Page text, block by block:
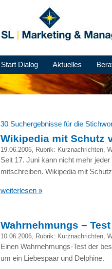
Start Dialog Aktuelles
30 Suchergebnisse für die
Wikipedia mit Schutz
19.06.2006, Rubrik: Kurznachrichten,
Seit 17. Juni kann nicht mehr
mitschreiben. Wikipedia mit
weiterlesen »
Wahrnehmungs –
10.06.2006, Rubrik: Kurznachrichten,
Einen Wahrnehmungs-Test der
um ein Liebespaar und Delphine.